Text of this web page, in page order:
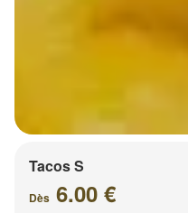
Tacos S
Dès 6.00 €